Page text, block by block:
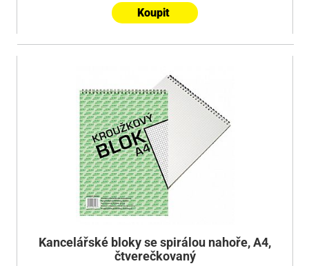
Koupit
Kancelářské bloky se spirálou nahoře, A4,
čtverečkovaný